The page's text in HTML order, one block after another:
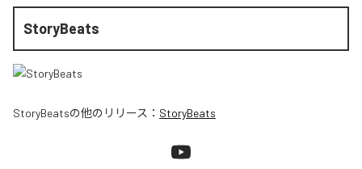
StoryBeats
StoryBeatsの他のリリース： StoryBeats